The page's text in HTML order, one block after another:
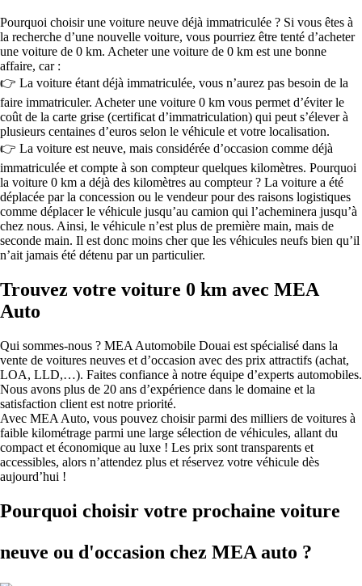
Pourquoi choisir une voiture neuve déjà immatriculée ? Si vous êtes à
la recherche d’une nouvelle voiture, vous pourriez être tenté d’acheter
une voiture de 0 km. Acheter une voiture de 0 km est une bonne
affaire, car :
👉 La voiture étant déjà immatriculée, vous n’aurez pas besoin de la
faire immatriculer. Acheter une voiture 0 km vous permet d’éviter le
coût de la carte grise (certificat d’immatriculation) qui peut s’élever à
plusieurs centaines d’euros selon le véhicule et votre localisation.
👉 La voiture est neuve, mais considérée d’occasion comme déjà
immatriculée et compte à son compteur quelques kilomètres. Pourquoi
la voiture 0 km a déjà des kilomètres au compteur ? La voiture a été
déplacée par la concession ou le vendeur pour des raisons logistiques
comme déplacer le véhicule jusqu’au camion qui l’acheminera jusqu’à
chez nous. Ainsi, le véhicule n’est plus de première main, mais de
seconde main. Il est donc moins cher que les véhicules neufs bien qu’il
n’ait jamais été détenu par un particulier.
Trouvez votre voiture 0 km avec MEA
Auto
Qui sommes-nous ? MEA Automobile Douai est spécialisé dans la
vente de voitures neuves et d’occasion avec des prix attractifs (achat,
LOA, LLD,…). Faites confiance à notre équipe d’experts automobiles.
Nous avons plus de 20 ans d’expérience dans le domaine et la
satisfaction client est notre priorité.
Avec MEA Auto, vous pouvez choisir parmi des milliers de voitures à
faible kilométrage parmi une large sélection de véhicules, allant du
compact et économique au luxe ! Les prix sont transparents et
accessibles, alors n’attendez plus et réservez votre véhicule dès
aujourd’hui !
Pourquoi choisir votre prochaine voiture
neuve ou d'occasion chez MEA auto ?